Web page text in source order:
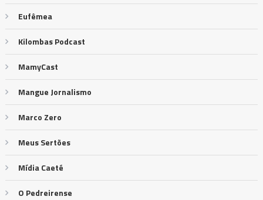
Eufêmea
Kilombas Podcast
MamyCast
Mangue Jornalismo
Marco Zero
Meus Sertões
Mídia Caeté
O Pedreirense